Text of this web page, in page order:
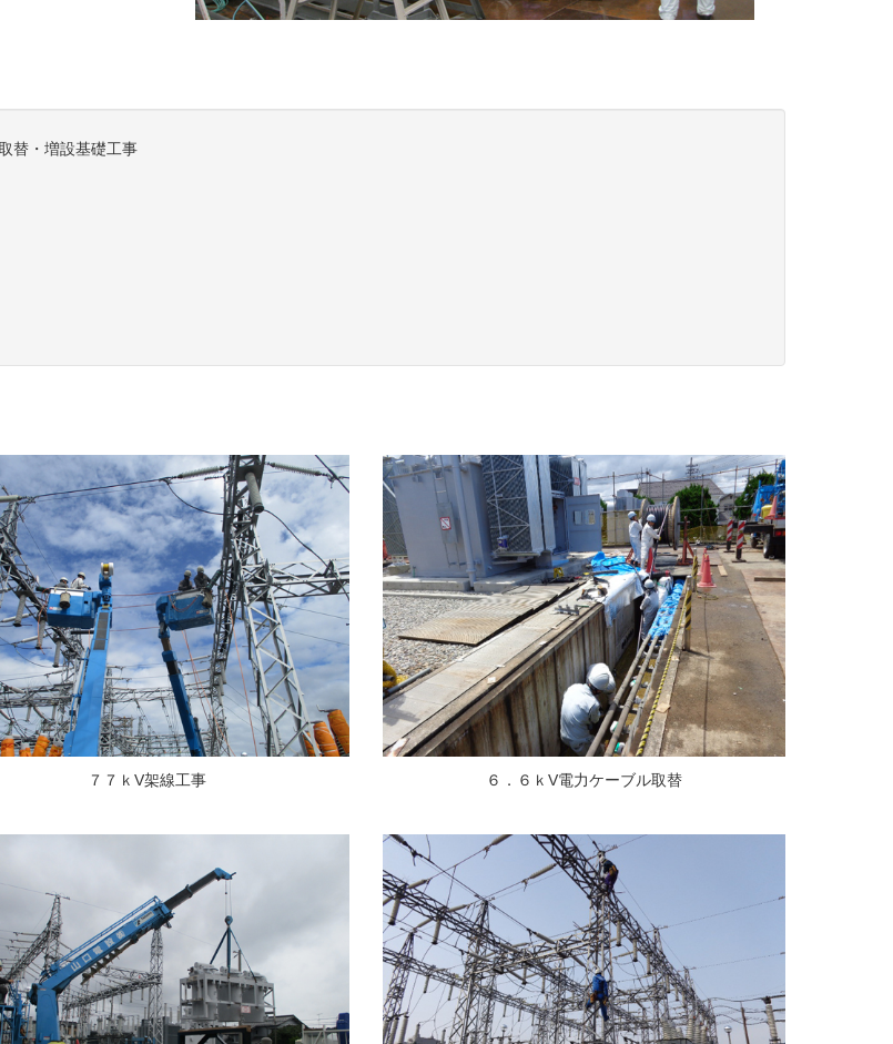
替・増設基礎工事
７７ｋV架線工事 ６．６ｋV電力ケーブル取替